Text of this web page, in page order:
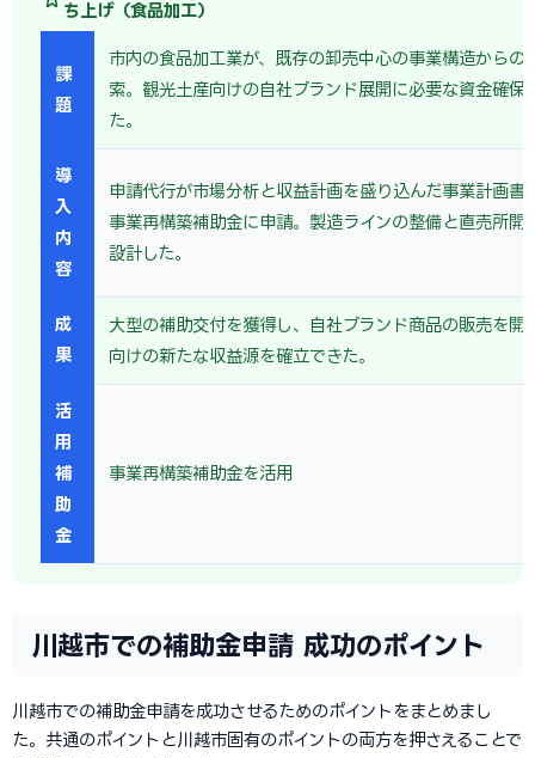
ち上げ（食品加工）
課
題
市内の食品加工業が、既存の卸売中心の事業構造からの
索。観光土産向けの自社ブランド展開に必要な資金確保
た。
導
入
内
容
申請代行が市場分析と収益計画を盛り込んだ事業計画書
事業再構築補助金に申請。製造ラインの整備と直売所開
設計した。
成
果
大型の補助交付を獲得し、自社ブランド商品の販売を開
向けの新たな収益源を確立できた。
活
用
補
助
金
事業再構築補助金を活用
川越市での補助金申請 成功のポイント
川越市での補助金申請を成功させるためのポイントをまとめまし
た。共通のポイントと川越市固有のポイントの両方を押さえることで